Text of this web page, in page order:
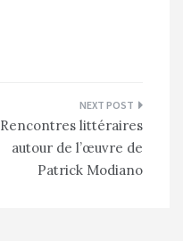
Rencontres littéraires
autour de l’œuvre de
Patrick Modiano